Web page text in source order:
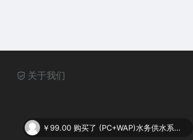
关于我们
￥99.00 购买了 (PC+WAP)水务供水系统类网站pbootcms模板 供水调度系统网站源码下载